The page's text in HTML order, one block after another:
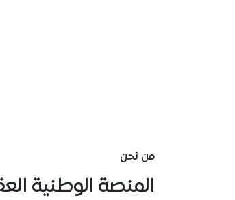
من نحن
المنصة الوطنية